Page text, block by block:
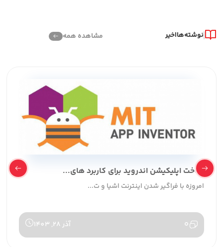
نوشته‌هااخیر مشاهده همه
ساخت اپلیکیشن اندروید برای کاربرد های...
امروزه با فراگیر شدن اینترنت اشیا و ت...
0 آذر 28, 1403